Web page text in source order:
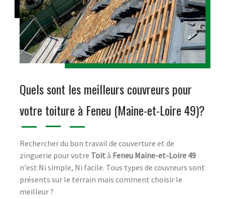
Quels sont les meilleurs couvreurs pour
votre toiture à Feneu (Maine-et-Loire 49)?
Rechercher du bon travail de couverture et de
zinguerie pour votre Toità Feneu Maine-et-Loire 49
n'est Ni simple, Ni facile. Tous types de couvreurs sont
présents sur le terrain mais comment choisir le
meilleur ?